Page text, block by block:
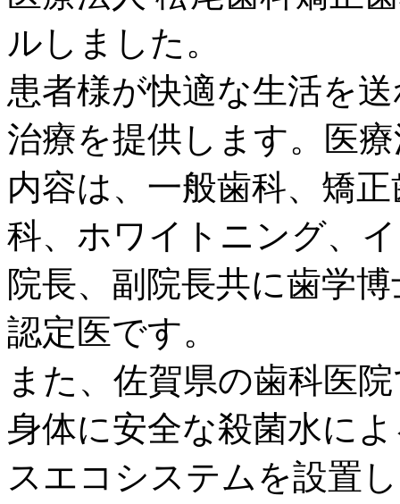
ルしました。
患者様が快適な生活を
治療を提供します。医
内容は、一般歯科、矯
科、ホワイトニング、
院長、副院長共に歯学
認定医です。
また、佐賀県の歯科医
身体に安全な殺菌水に
スエコシステムを設置